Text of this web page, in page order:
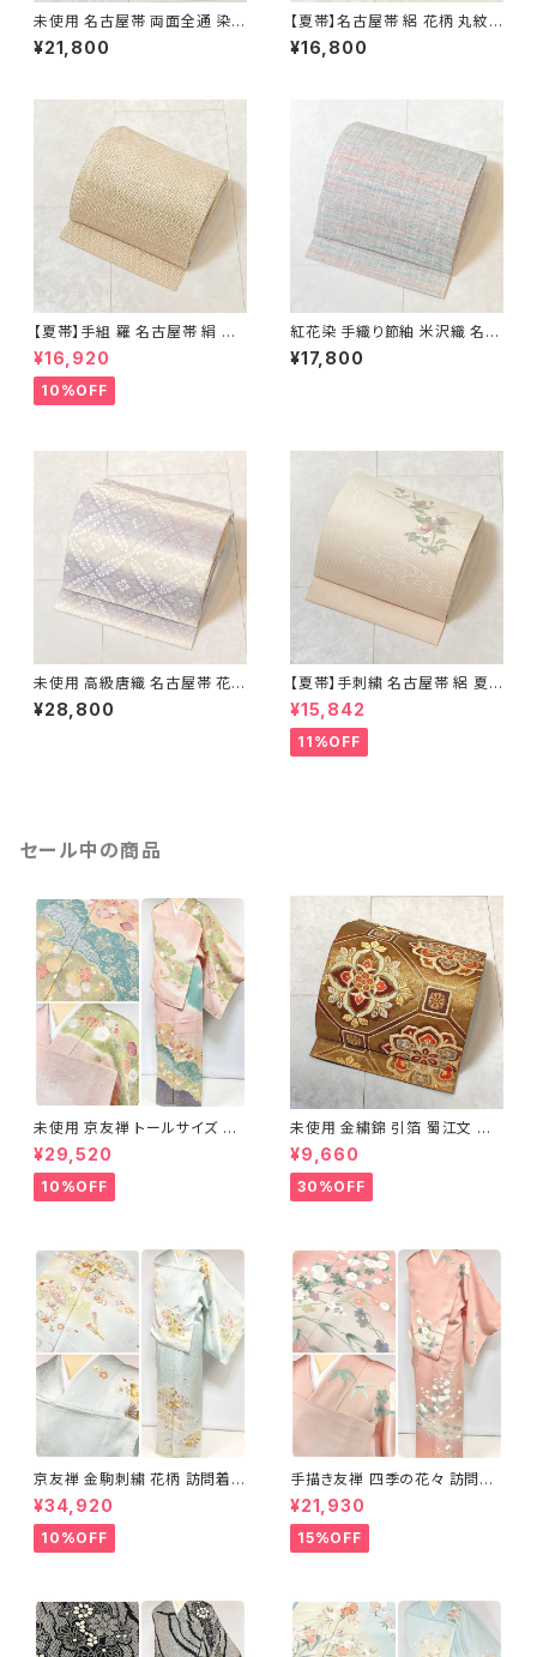
未使用 名古屋帯 両面全通 染め
帯 銀通し 金彩 華文 宝相華 正
絹 黒 青紫 赤紫 685
¥21,800
【夏帯】名古屋帯 絽 花柄 丸紋
絹 銀糸 黄緑 水色 ピンク パス
テル 542
¥16,800
【夏帯】手組 羅 名古屋帯 絹 生
成り色 ピンク 黄緑 639
¥16,920
10%OFF
紅花染 手織り節紬 米沢織 名古
屋帯 正絹 ピンク 青 水色 629
¥17,800
未使用 高級唐織 名古屋帯 花菱
正絹 白 紫 パステルカラー 藤色
704
¥28,800
【夏帯】手刺繍 名古屋帯 絽 夏
椿 絹 銀箔 白 クリーム ピンク
638
¥15,842
11%OFF
セール中の商品
未使用 京友禅 トールサイズ 染
め分け 金彩 訪問着 袷 正絹 ピ
ンク 黄緑 紫 黄色 1438
¥29,520
10%OFF
未使用 金繍錦 引箔 蜀江文 唐
織 華紋 袋帯 正絹 金糸 ゴール
ド 赤 紫 710
¥9,660
30%OFF
京友禅 金駒刺繍 花柄 訪問着
正絹 水色 黄緑 パステルカラー
アイスグリーン 1433
¥34,920
10%OFF
手描き友禅 四季の花々 訪問着
袷 正絹 サーモンピンク クリー
ム 白 桃花色 1434
¥21,930
15%OFF